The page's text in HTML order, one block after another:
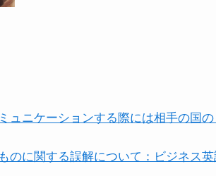
ュニケーションする際には相手の国
のに関する誤解について：ビジネス